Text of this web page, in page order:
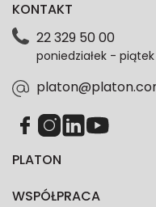
dotyczące danych
każdym czasie.
zgodność z prawem
PLATON
WSPÓŁPRACA
KONTAKT
22 329 50 00
poniedziałek -